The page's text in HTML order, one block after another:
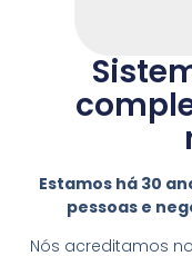
Estamos há 30
pessoas e
Nós acreditamos